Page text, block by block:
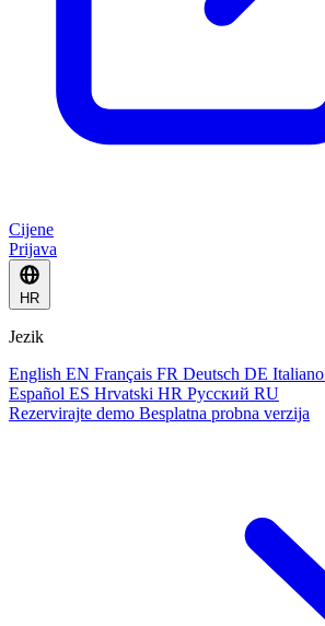
Cijene
Prijava
HR
Jezik
English EN Français FR Deutsch DE Italiano
Español ES Hrvatski HR Русский RU
Rezervirajte demo Besplatna probna verzija